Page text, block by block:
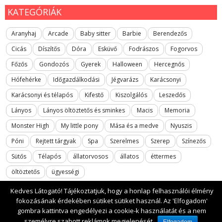
KATEGÓRIÁK
Aranyhaj Arcade Baby sitter Barbie
Berendezős
Cicás
Díszítős Dóra Esküvő Fodrászos
Fogorvos
Főzős
Gondozós Gyerek Halloween
Hercegnős
Hófehérke
Időgazdálkodási Jégvarázs
Karácsonyi
Karácsonyi és télapós
Kifestő Kiszolgálós
Leszedős
Lányos
Lányos öltöztetős és sminkes Macis
Memoria
Monster High
My little pony Mása és a medve
Nyuszis
Póni
Rejtett tárgyak Spa Szerelmes Szerep
Színezős
Sütős
Télapós állatorvosos állatos
éttermes
öltöztetős
ügyességi
2017 All rights reserved. lanyosjatekok.gyerekfilmek.hu
Kedves Látogató! Tájékoztatjuk, hogy a honlap felhasználói élmény
fokozásának érdekében sütiket sütiket használ. Az 'Elfogadom'
gombra kattintva engedélyezi a cookie-k használatát és a nem